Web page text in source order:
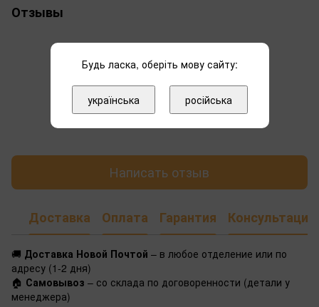
Отзывы
Добавьте первый отзыв
Написать отзыв
Доставка Оплата Гарантия Консультация
🚚 Доставка Новой Почтой – в любое отделение или по
адресу (1-2 дня)
🏠 Самовывоз – со склада по договоренности (детали у
менеджера)
Будь ласка, оберіть мову сайту:
українська російська